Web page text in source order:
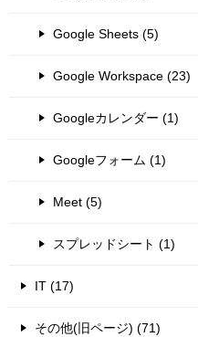
Google Sheets (5)
Google Workspace (23)
Googleカレンダー (1)
Googleフォーム (1)
Meet (5)
スプレッドシート (1)
IT (17)
その他(旧ページ) (71)